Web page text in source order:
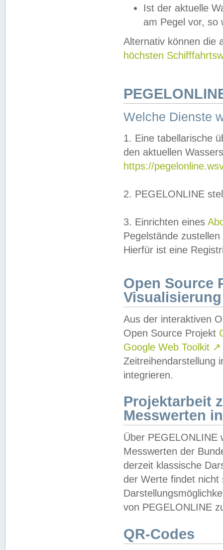
Ist der aktuelle
am Pegel vor,
Alternativ können die
höchsten
Welche Dienste
1. Eine tabellarische
den aktuellen
https://
2. PEGELONLINE
3. Einrichten eines
Pegelstände
Hierfür ist eine
Open Source
Visualisierung
Aus der interaktiven
Open Source Projekt
Google Web Toolkit ↗
Zeitreihendarstellung
integrieren.
Projektarbeit
Messwerten
Über PEGELONLINE
Messwerten der
derzeit klassische
der Werte findet
von PEGELONLINE
QR-Codes